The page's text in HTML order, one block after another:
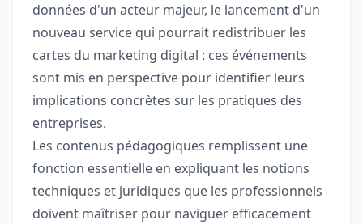
données d'un acteur majeur, le lancement d'un
nouveau service qui pourrait redistribuer les
cartes du marketing digital : ces événements
sont mis en perspective pour identifier leurs
implications concrètes sur les pratiques des
entreprises.
Les contenus pédagogiques remplissent une
fonction essentielle en expliquant les notions
techniques et juridiques que les professionnels
doivent maîtriser pour naviguer efficacement